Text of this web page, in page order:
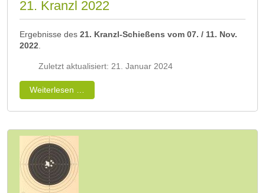
21. Kranzl 2022
Ergebnisse des 21. Kranzl-Schießens vom 07. / 11. Nov.
2022
Zuletzt aktualisiert: 21. Januar 2024
Weiterlesen …